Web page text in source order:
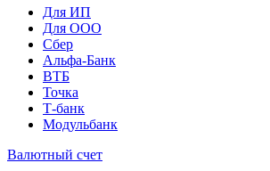
Для ИП
Для ООО
Сбер
Альфа-Банк
ВТБ
Точка
Т-банк
Модульбанк
Валютный счет